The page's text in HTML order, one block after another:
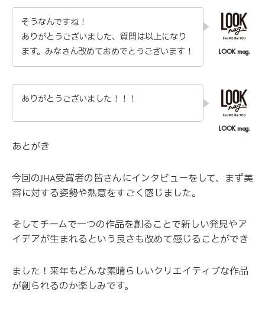
そうなんですね！
ありがとうございました、質問は以上になり
ます。みなさん改めておめでとうございます！
ありがとうございました！！！
あとがき
今回のJHA受賞者の皆さんにインタビューをして、まず美
容に対する姿勢や熱意をすごく感じました。
そしてチームで一つの作品を創ることで新しい発見やア
イデアが生まれるという良さも改めて感じることができ
ました！来年もどんな素晴らしいクリエイティブな作品
が創られるのか楽しみです。